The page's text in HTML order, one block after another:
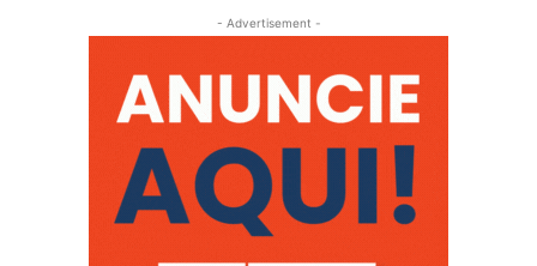
- Advertisement -